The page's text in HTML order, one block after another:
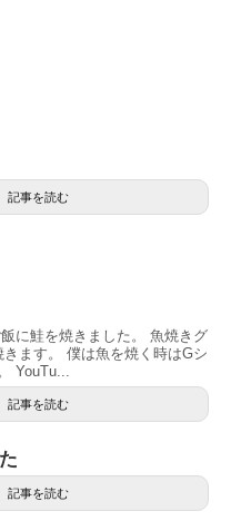
記事を読む
に鮭を焼きました。 魚焼きグ
きます。 僕は魚を焼く時はGシ
YouTu...
記事を読む
記事を読む